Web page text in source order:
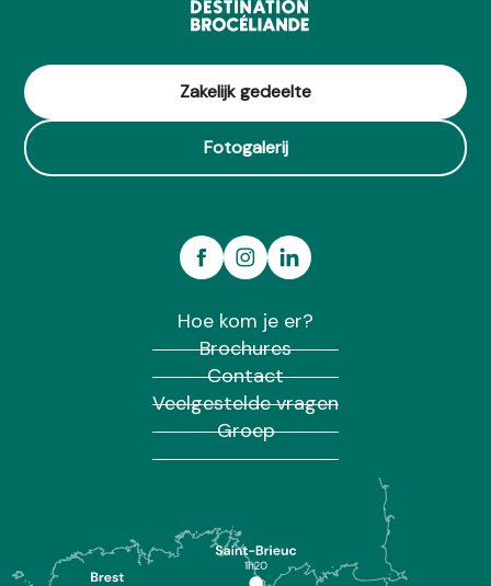
Zakelijk gedeelte
Fotogalerij
Hoe kom je er?
Brochures
Contact
Veelgestelde vragen
Groep